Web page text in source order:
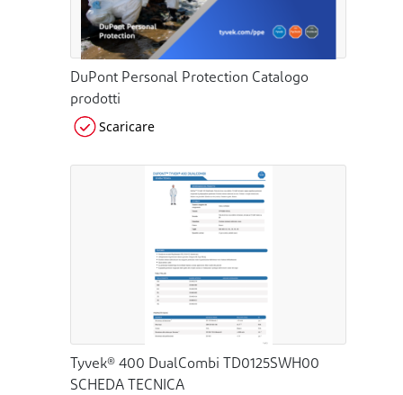
DuPont Personal Protection Catalogo
prodotti
Scaricare
Tyvek® 400 DualCombi TD0125SWH00
SCHEDA TECNICA